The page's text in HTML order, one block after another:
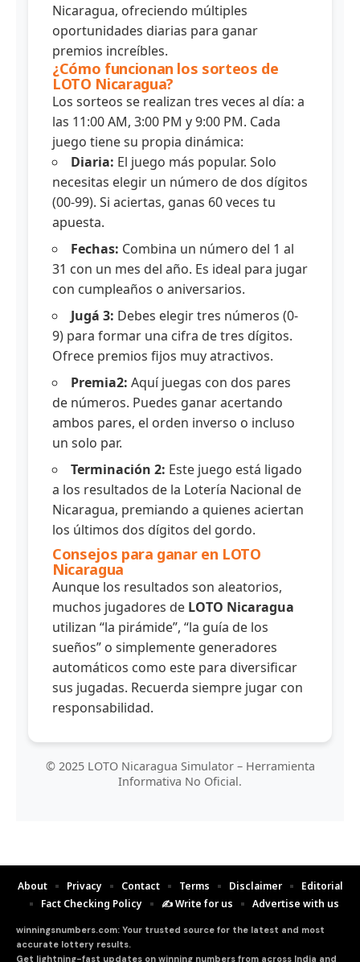
Nicaragua, ofreciendo múltiples
oportunidades diarias para ganar
premios increíbles.
¿Cómo funcionan los sorteos de
LOTO Nicaragua?
Los sorteos se realizan tres veces al día: a
las 11:00 AM, 3:00 PM y 9:00 PM. Cada
juego tiene su propia dinámica:
Diaria: El juego más popular. Solo
necesitas elegir un número de dos dígitos
(00-99). Si aciertas, ganas 60 veces tu
apuesta.
Fechas: Combina un número del 1 al
31 con un mes del año. Es ideal para jugar
con cumpleaños o aniversarios.
Jugá 3: Debes elegir tres números (0-
9) para formar una cifra de tres dígitos.
Ofrece premios fijos muy atractivos.
Premia2: Aquí juegas con dos pares
de números. Puedes ganar acertando
ambos pares, el orden inverso o incluso
un solo par.
Terminación 2: Este juego está ligado
a los resultados de la Lotería Nacional de
Nicaragua, premiando a quienes aciertan
los últimos dos dígitos del gordo.
Consejos para ganar en LOTO
Nicaragua
Aunque los resultados son aleatorios,
muchos jugadores de LOTO Nicaragua
utilizan “la pirámide”, “la guía de los
sueños” o simplemente generadores
automáticos como este para diversificar
sus jugadas. Recuerda siempre jugar con
responsabilidad.
© 2025 LOTO Nicaragua Simulator – Herramienta
Informativa No Oficial.
winningsnumbers.com: Your trusted source for the latest and most
accurate lottery results.
Get lightning-fast updates on winning numbers from across India and
About Privacy Contact Terms Disclaimer
Editorial
Fact Checking Policy
✍️ Write for us Advertise with us